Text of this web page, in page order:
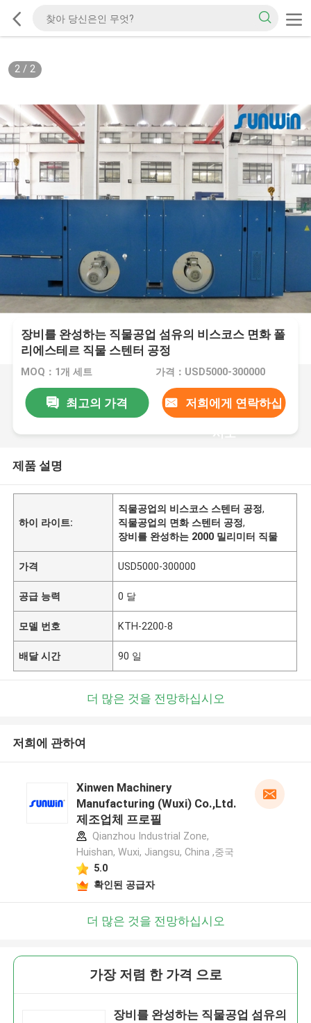
2/ 2
장비를 완성하는 직물공업 섬유의 비스코스 면화 폴
리에스테르 직물 스텐터 공정
MOQ：1개 세트 가격：USD5000-300000
최고의 가격 저희에게 연락하십
시오
제품 설명
하이 라이트:
직물공업의 비스코스 스텐터 공정,
직물공업의 면화 스텐터 공정,
장비를 완성하는 2000 밀리미터 직물
가격 USD5000-300000
공급 능력 0 달
모델 번호 KTH-2200-8
배달 시간 90 일
더 많은 것을 전망하십시오
저희에 관하여
Xinwen Machinery
Manufacturing (Wuxi) Co.,Ltd.
제조업체 프로필
Qianzhou Industrial Zone,
Huishan, Wuxi, Jiangsu, China ,중국
5.0
확인된 공급자
더 많은 것을 전망하십시오
가장 저렴 한 가격 으로
장비를 완성하는 직물공업 섬유의